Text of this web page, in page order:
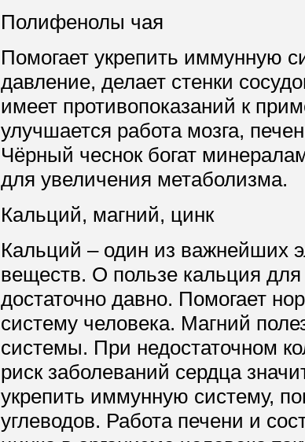
Полифенолы чая
Помогает укрепить иммунную
давление, делает стенки
имеет противопоказаний к
улучшается работа мозга,
Чёрный чеснок богат
для увеличения метаболизма.
Кальций, магний, цинк
Кальций – один из важнейших
веществ. О пользе кальция для
достаточно давно. Помогает
систему человека. Магний
системы. При недостаточном
риск заболеваний сердца
укрепить иммунную систему,
углеводов. Работа печени и